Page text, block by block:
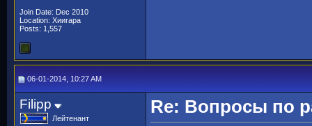
Join Date: Dec 2010
Location: Хиигара
Posts: 1,557
06-01-2014, 10:27 AM
Filipp
Лейтенант
Re: Вопросы по